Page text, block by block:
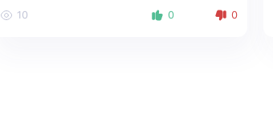
10 0 0